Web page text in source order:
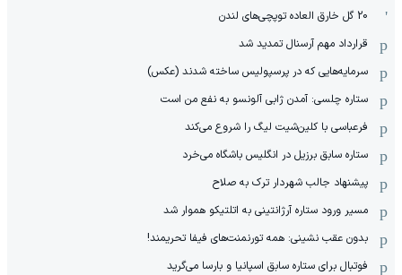
20 گل خارق العاده توپچی‌های لندن
قرارداد مهم آرسنال تمدید شد
سرمایه‌هایی که در پرسپولیس ساخته شدند (عکس)
ستاره چلسی: آمدن ژابی آلونسو به نفع من است
فرعباسی با کلین‌شیت لیگ را شروع می‌کند
ستاره سابق برزیل در انگلیس باشگاه می‌خرد
پیشنهاد جالب شهردار ترک به صلاح
مسیر ورود ستاره آرژانتینی به اتلتیکو هموار شد
بدون عقب نشینی: همه تورنمنت‌های فیفا تحریمند!
فوتبال برای ستاره سابق اسپانیا و بارسا می‌گرید